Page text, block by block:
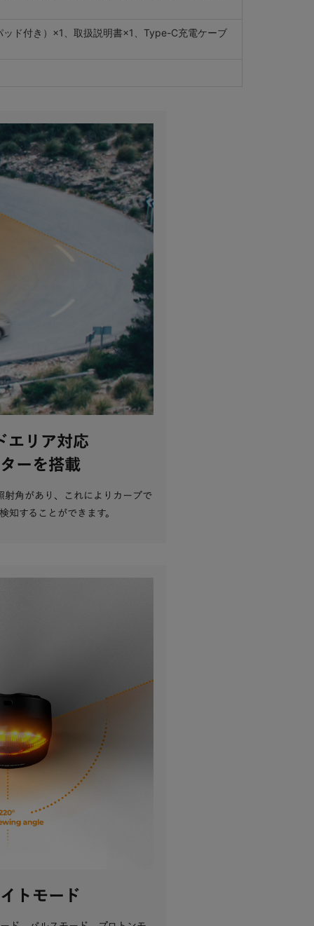
ド付き）×1、取扱説明書×1、Type-C充電ケーブ